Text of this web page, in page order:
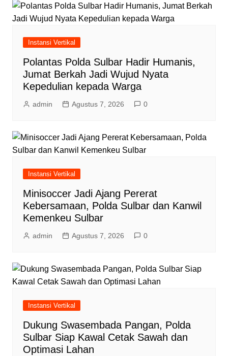
Instansi Vertikal
Polantas Polda Sulbar Hadir Humanis,
Jumat Berkah Jadi Wujud Nyata
Kepedulian kepada Warga
admin Agustus 7, 2026 0
Instansi Vertikal
Minisoccer Jadi Ajang Pererat
Kebersamaan, Polda Sulbar dan Kanwil
Kemenkeu Sulbar
admin Agustus 7, 2026 0
Instansi Vertikal
Dukung Swasembada Pangan, Polda
Sulbar Siap Kawal Cetak Sawah dan
Optimasi Lahan